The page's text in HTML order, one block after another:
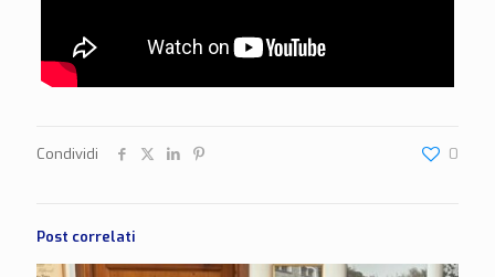
Condividi 0
Post correlati